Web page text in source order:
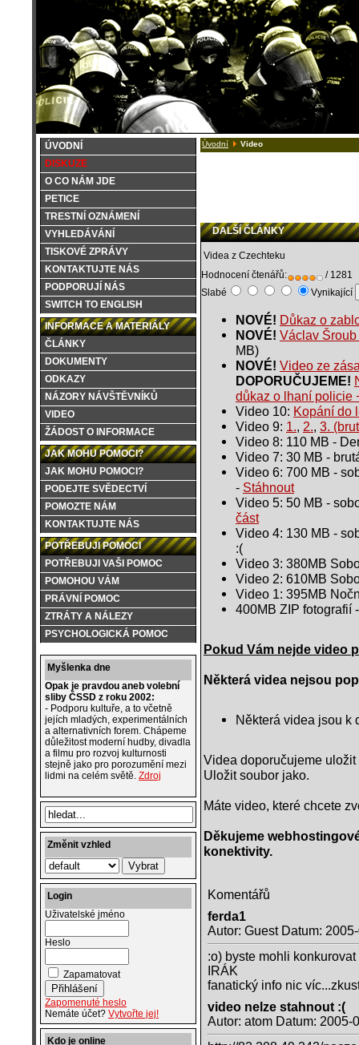
ÚVODNÍ
DISKUZE
O CO NÁM JDE
PETICE
TRESTNÍ OZNÁMENÍ
VYHLEDÁVÁNÍ
TISKOVÉ ZPRÁVY
KONTAKTUJTE NÁS
PODPORUJÍ NÁS
SWITCH TO ENGLISH
INFORMACE A MATERIÁLY
ČLÁNKY
DOKUMENTY
ODKAZY
NÁZORY NÁVŠTĚVNÍKŮ
VIDEO
ŽÁDOST O INFORMACE
JAK MOHU POMOCI?
JAK MOHU POMOCI?
PODEJTE SVĚDECTVÍ
POMOZTE NÁM
KONTAKTUJTE NÁS
POTŘEBUJI POMOCI
POTŘEBUJI VAŠI POMOC
POMOHOU VÁM
PRÁVNÍ POMOC
ZTRÁTY A NÁLEZY
PSYCHOLOGICKÁ POMOC
Myšlenka dne
Opak je pravdou aneb volební
sliby ČSSD z roku 2002:
- Podporu kultuře, a to včetně
jejích mladých, experimentálních
a alternativních forem. Chápeme
důležitost moderní hudby, divadla
a filmu pro rozvoj kulturnosti
stejně jako pro porozumění mezi
lidmi na celém světě. Zdroj
Změnit vzhled
Login
Uživatelské jméno
Heslo
Zapamatovat
Zapomenuté heslo
Nemáte účet? Vytvořte jej!
Kdo je online
Úvodní Video
DALŠÍ ČLÁNKY
Videa z Czechteku
Hodnocení čtenářů:
/ 1281
Slabé
Vynikající
NOVÉ! Důkaz o
NOVÉ! Václav
MB)
NOVÉ! Video ze
DOPORUČUJEME!
důkaz o lhaní policie
Video 10: Kopání do
Video 9: 1. 2.
3.
Video 8: 110 MB -
Video 7: 30 MB -
Video 6: 700 MB -
- Stáhnout
Video 5: 50 MB -
část
Video 4: 130 MB -
:(
Video 3: 380MB
Video 2: 610MB
Video 1: 395MB
400MB ZIP fotografií
Pokud Vám nejde video
Některá videa nejsou
Některá videa jsou k
Videa doporučujeme
Uložit soubor jako.
Máte video, které chcete
Děkujeme
konektivity.
Komentářů
ferda1
Autor: Guest Datum:
:o) byste mohli
IRÁK
fanatický info nic
video nelze stahnout :(
Autor: atom Datum: 2005-